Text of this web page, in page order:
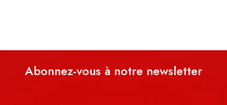
Abonnez-vous à notre newsletter